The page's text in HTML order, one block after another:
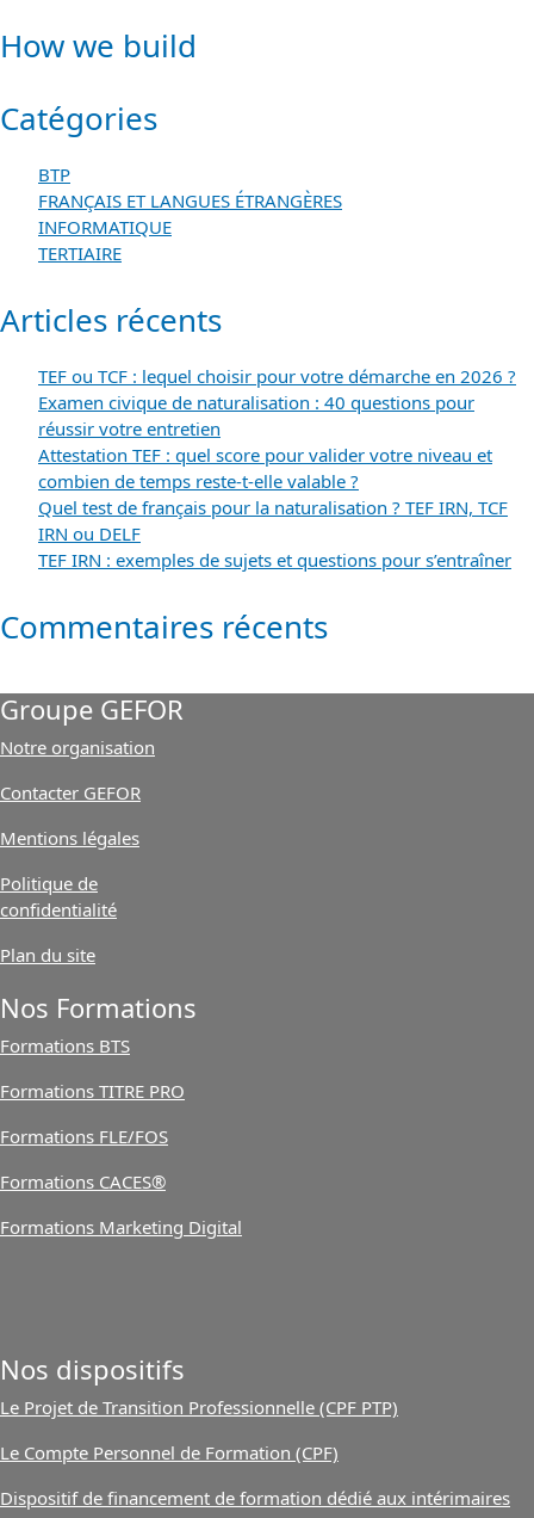
How we build
Catégories
BTP
FRANÇAIS ET LANGUES ÉTRANGÈRES
INFORMATIQUE
TERTIAIRE
Articles récents
TEF ou TCF : lequel choisir pour votre démarche en 2026 ?
Examen civique de naturalisation : 40 questions pour
réussir votre entretien
Attestation TEF : quel score pour valider votre niveau et
combien de temps reste-t-elle valable ?
Quel test de français pour la naturalisation ? TEF IRN, TCF
IRN ou DELF
TEF IRN : exemples de sujets et questions pour s’entraîner
Commentaires récents
Groupe GEFOR
Notre organisation
Contacter GEFOR
Mentions légales
Politique de
confidentialité
Plan du site
Nos Formations
Formations BTS
Formations TITRE PRO
Formations FLE/FOS
Formations CACES®
Formations Marketing Digital
Nos dispositifs
Le Projet de Transition Professionnelle (CPF PTP)
Le Compte Personnel de Formation (CPF)
Dispositif de financement de formation dédié aux intérimaires